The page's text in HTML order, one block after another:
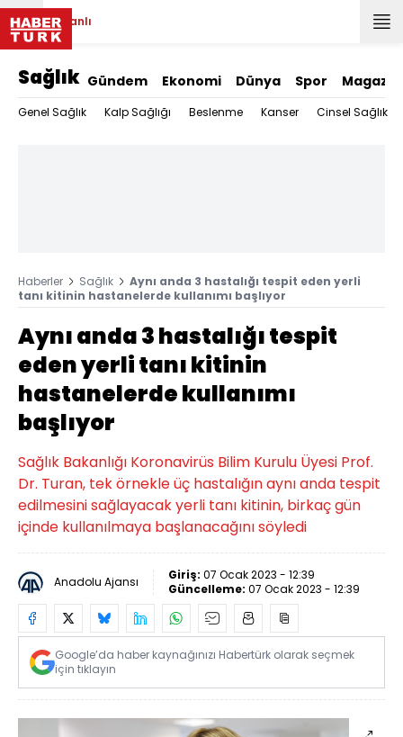
Canlı
Sağlık Gündem Ekonomi Dünya Spor Magazin
Genel Sağlık Kalp Sağlığı Beslenme Kanser Cinsel Sağlık
Haberler Sağlık
Aynı anda 3 hastalığı tespit eden yerli
tanı kitinin hastanelerde kullanımı başlıyor
Aynı anda 3 hastalığı tespit
eden yerli tanı kitinin
hastanelerde kullanımı
başlıyor
Sağlık Bakanlığı Koronavirüs Bilim Kurulu Üyesi Prof.
Dr. Turan, tek örnekle üç hastalığın aynı anda tespit
edilmesini sağlayacak yerli tanı kitinin, birkaç gün
içinde kullanılmaya başlanacağını söyledi
Anadolu Ajansı Giriş: 07 Ocak 2023 - 12:39
Güncelleme: 07 Ocak 2023 - 12:39
Google’da haber kaynağınızı Habertürk olarak seçmek
için tıklayın